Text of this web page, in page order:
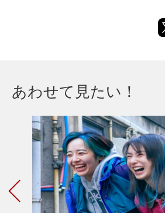
あわせて見たい！